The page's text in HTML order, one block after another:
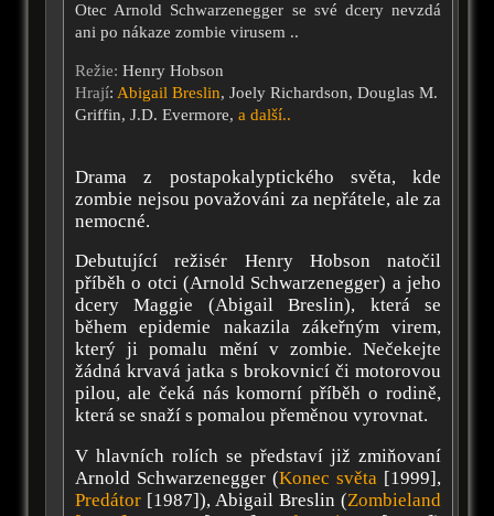
Otec Arnold Schwarzenegger se své dcery nevzdá
ani po nákaze zombie virusem ..
Režie: Henry Hobson
Hrají: Abigail Breslin, Joely Richardson, Douglas M.
Griffin, J.D. Evermore, a další..
Drama z postapokalyptického světa, kde
zombie nejsou považováni za nepřátele, ale za
nemocné.
Debutující režisér Henry Hobson natočil
příběh o otci (Arnold Schwarzenegger) a jeho
dcery Maggie (Abigail Breslin), která se
během epidemie nakazila zákeřným virem,
který ji pomalu mění v zombie. Nečekejte
žádná krvavá jatka s brokovnicí či motorovou
pilou, ale čeká nás komorní příběh o rodině,
která se snaží s pomalou přeměnou vyrovnat.
V hlavních rolích se představí již zmiňovaní
Arnold Schwarzenegger (Konec světa [1999],
Predátor [1987]), Abigail Breslin (Zombieland